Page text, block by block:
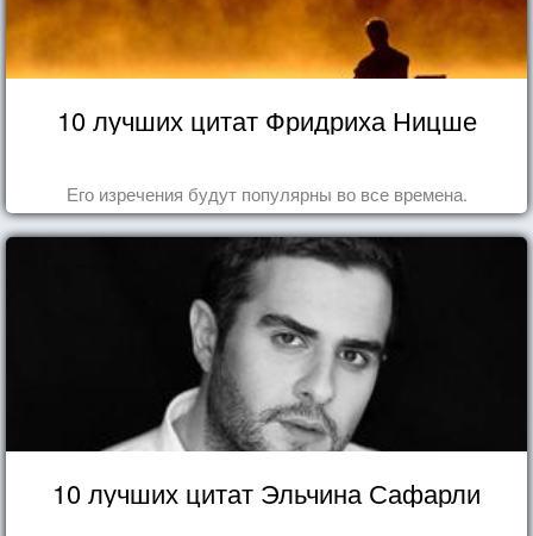
10 лучших цитат Фридриха Ницше
Его изречения будут популярны во все времена.
10 лучших цитат Эльчина Сафарли